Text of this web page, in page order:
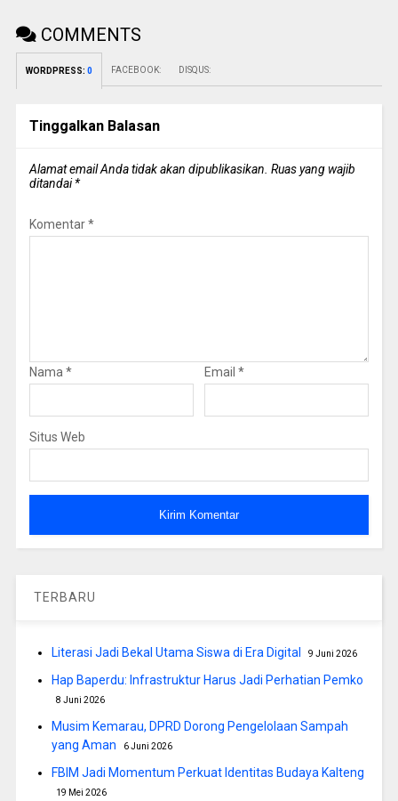
COMMENTS
WORDPRESS: 0 FACEBOOK: DISQUS:
Tinggalkan Balasan
Alamat email Anda tidak akan dipublikasikan. Ruas yang wajib
ditandai*
Komentar*
Nama * Email *
Situs Web
TERBARU
Literasi Jadi Bekal Utama Siswa di Era Digital 9 Juni 2026
Hap Baperdu: Infrastruktur Harus Jadi Perhatian Pemko
8 Juni 2026
Musim Kemarau, DPRD Dorong Pengelolaan Sampah
yang Aman
6 Juni 2026
FBIM Jadi Momentum Perkuat Identitas Budaya Kalteng
19 Mei 2026